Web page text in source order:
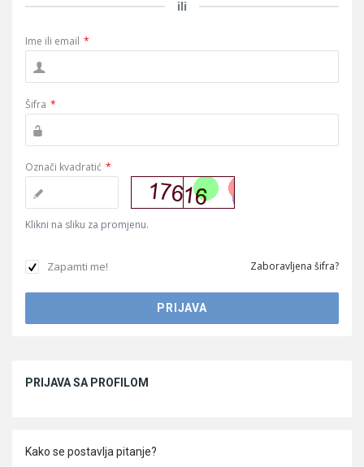
ili
Ime ili email *
Šifra *
Označi kvadratić *
Klikni na sliku za promjenu.
Zapamti me! Zaboravljena šifra?
PRIJAVA SA PROFILOM
Kako se postavlja pitanje?